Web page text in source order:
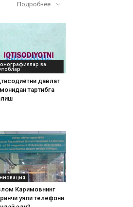
Подробнее
ва
давлат
тартибга
Каримовнинг
уяли телефони